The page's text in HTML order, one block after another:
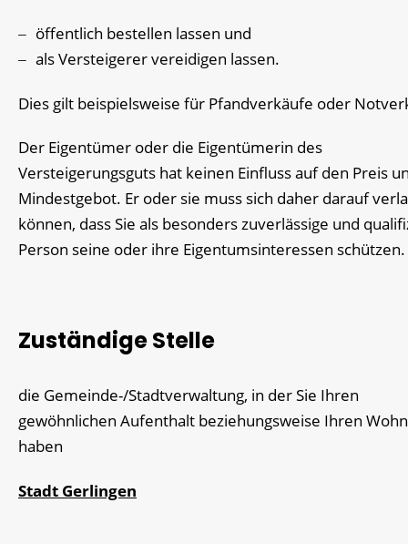
öffentlich bestellen lassen und
als Versteigerer vereidigen lassen.
Dies gilt beispielsweise für Pfandverkäufe oder
Der Eigentümer oder die Eigentümerin des
Versteigerungsguts hat keinen Einfluss auf den Preis
Mindestgebot. Er oder sie muss sich daher darauf
können, dass Sie als besonders zuverlässige und
Person seine oder ihre Eigentumsinteressen schützen.
Zuständige Stelle
die Gemeinde-/Stadtverwaltung, in der Sie Ihren
gewöhnlichen Aufenthalt beziehungsweise Ihren
haben
Stadt Gerlingen